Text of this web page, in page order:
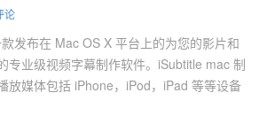
论
发布在 Mac OS X 平台上的为您的影片和
专业级视频字幕制作软件。iSubtitle mac 制
放媒体包括 iPhone，iPod，iPad 等等设备